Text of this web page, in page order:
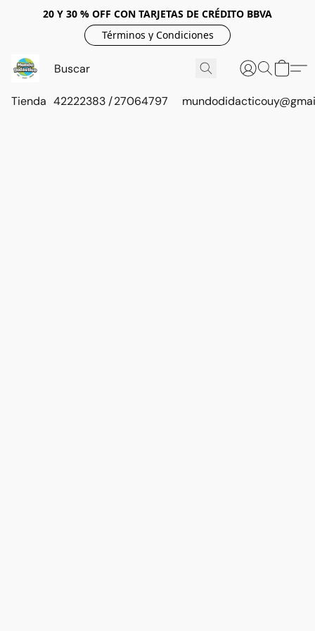
20 Y 30 % OFF CON TARJETAS DE CRÉDITO BBVA
Términos y Condiciones
Tienda 42222383 / 27064797